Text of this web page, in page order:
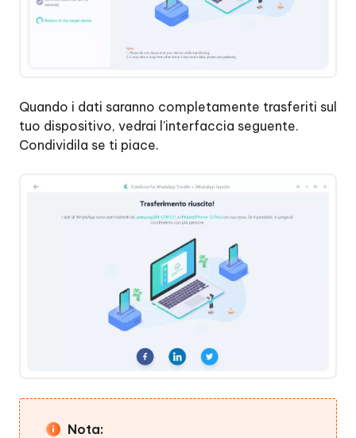
Quando i dati saranno completamente trasferiti sul
tuo dispositivo, vedrai l'interfaccia seguente.
Condividila se ti piace.
Nota: